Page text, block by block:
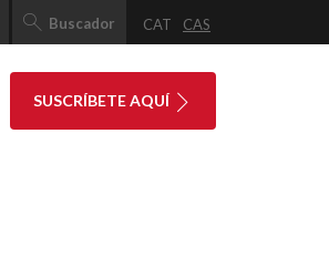
Buscador CAT CAS
SUSCRÍBETE AQUÍ